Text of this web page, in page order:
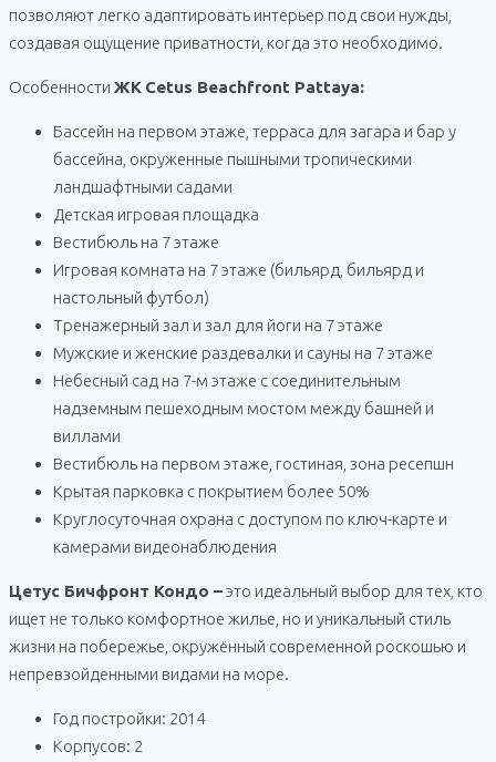
позволяют легко адаптировать интерьер под свои нужды,
создавая ощущение приватности, когда это необходимо.
Особенности ЖК Cetus Beachfront Pattaya:
Бассейн на первом этаже, терраса для загара и бар у
бассейна, окруженные пышными тропическими
ландшафтными садами
Детская игровая площадка
Вестибюль на 7 этаже
Игровая комната на 7 этаже (бильярд, бильярд и
настольный футбол)
Тренажерный зал и зал для йоги на 7 этаже
Мужские и женские раздевалки и сауны на 7 этаже
Небесный сад на 7-м этаже с соединительным
надземным пешеходным мостом между башней и
виллами
Вестибюль на первом этаже, гостиная, зона ресепшн
Крытая парковка с покрытием более 50%
Круглосуточная охрана с доступом по ключ-карте и
камерами видеонаблюдения
Цетус Бичфронт Кондо –это идеальный выбор для тех, кто
ищет не только комфортное жилье, но и уникальный стиль
жизни на побережье, окружённый современной роскошью и
непревзойденными видами на море.
Год постройки: 2014
Корпусов: 2